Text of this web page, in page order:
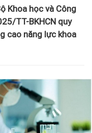
Khoa học và Công
TT-BKHCN quy
cao năng lực khoa